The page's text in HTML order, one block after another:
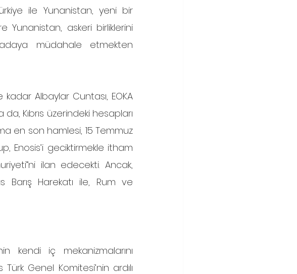
ile Yunanistan, yeni bir
Yunanistan, askeri birliklerini
müdahale etmekten
Albaylar Cuntası, EOKA
da, Kıbrıs üzerindeki hesapları
en son hamlesi, 15 Temmuz
Enosis’i geciktirmekle itham
ilan edecekti. Ancak,
Barış Harekatı ile, Rum ve
Genel Komitesi’nin ardılı